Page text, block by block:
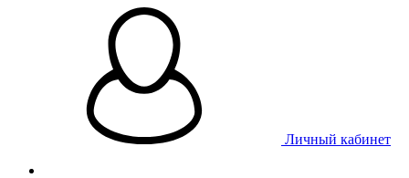
Личный кабинет